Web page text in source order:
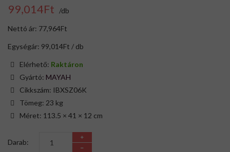
99,014Ft /db
Nettó ár: 77,964Ft
Egységár: 99,014Ft / db
Elérhető: Raktáron
Gyártó: MAYAH
Cikkszám: IBXSZ06K
Tömeg: 23 kg
Méret: 113.5 × 41 × 12 cm
Darab: